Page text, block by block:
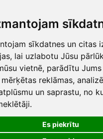
sīkdatnes un citas
lai uzlabotu Jūsu
vietnē, parādītu
reklāmas,
un saprastu, no
Es piekrītu